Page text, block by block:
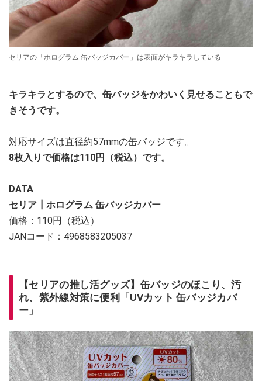
セリアの「ホログラム 缶バッジカバー」は表面がキラキラしている
キラキラとするので、缶バッジをかわいく見せることもで
きそうです。
対応サイズは直径約57mmの缶バッジです。
8枚入りで価格は110円（税込）です。
DATA
セリア┃ホログラム 缶バッジカバー
価格：110円（税込）
JANコード：4968583205037
【セリアの推し活グッズ】缶バッジのほこり、汚
れ、紫外線対策に便利「UVカット 缶バッジカバ
ー」